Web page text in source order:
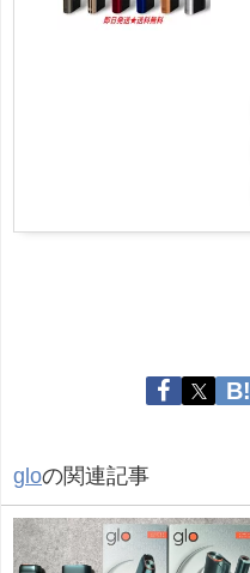
gloの関連記事